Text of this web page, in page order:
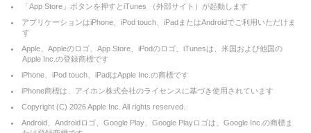
「App Store」ボタンを押すとiTunes （外部サイト）が起動します
アプリケーションはiPhone、iPod touch、iPadまたはAndroidでご利用いただけま
す
Apple、Appleのロゴ、App Store、iPodのロゴ、iTunesは、米国および他国の
Apple Inc.の登録商標です
iPhone、iPod touch、iPadはApple Inc.の商標です
iPhone商標は、アイホン株式会社のライセンスに基づき使用されています
Copyright (C) 2026Apple Inc. All rights reserved.
Android、Androidロゴ、Google Play、Google Playロゴは、Google Inc.の商標ま